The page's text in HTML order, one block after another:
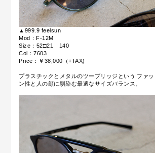
▲999.9 feelsun
Mod：F-12M
Size：52□21 140
Col：7603
Price：￥38,000（+TAX)
プラスチックとメタルのツーブリッジという ファ
ン性と人の顔に馴染む最適なサイズバランス。